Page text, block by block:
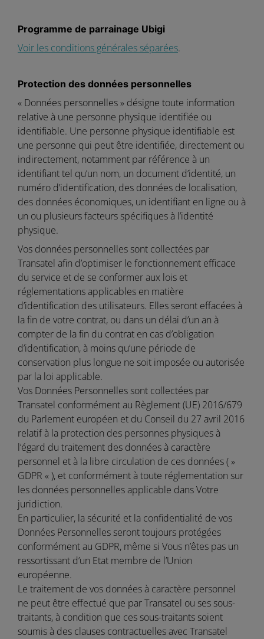
Programme de parrainage Ubigi
Voir les conditions générales séparées.
Protection des données personnelles
« Données personnelles » désigne toute information
relative à une personne physique identifiée ou
identifiable. Une personne physique identifiable est
une personne qui peut être identifiée, directement ou
indirectement, notamment par référence à un
identifiant tel qu’un nom, un document d’identité, un
numéro d’identification, des données de localisation,
des données économiques, un identifiant en ligne ou à
un ou plusieurs facteurs spécifiques à l’identité
physique.
Vos données personnelles sont collectées par
Transatel afin d’optimiser le fonctionnement efficace
du service et de se conformer aux lois et
réglementations applicables en matière
d’identification des utilisateurs. Elles seront effacées à
la fin de votre contrat, ou dans un délai d’un an à
compter de la fin du contrat en cas d’obligation
d’identification, à moins qu’une période de
conservation plus longue ne soit imposée ou autorisée
par la loi applicable.
Vos Données Personnelles sont collectées par
Transatel conformément au Règlement (UE) 2016/679
du Parlement européen et du Conseil du 27 avril 2016
relatif à la protection des personnes physiques à
l’égard du traitement des données à caractère
personnel et à la libre circulation de ces données ( »
GDPR « ), et conformément à toute réglementation sur
les données personnelles applicable dans Votre
juridiction.
En particulier, la sécurité et la confidentialité de vos
Données Personnelles seront toujours protégées
conformément au GDPR, même si Vous n’êtes pas un
ressortissant d’un Etat membre de l’Union
européenne.
Le traitement de vos données à caractère personnel
ne peut être effectué que par Transatel ou ses sous-
traitants, à condition que ces sous-traitants soient
soumis à des clauses contractuelles avec Transatel